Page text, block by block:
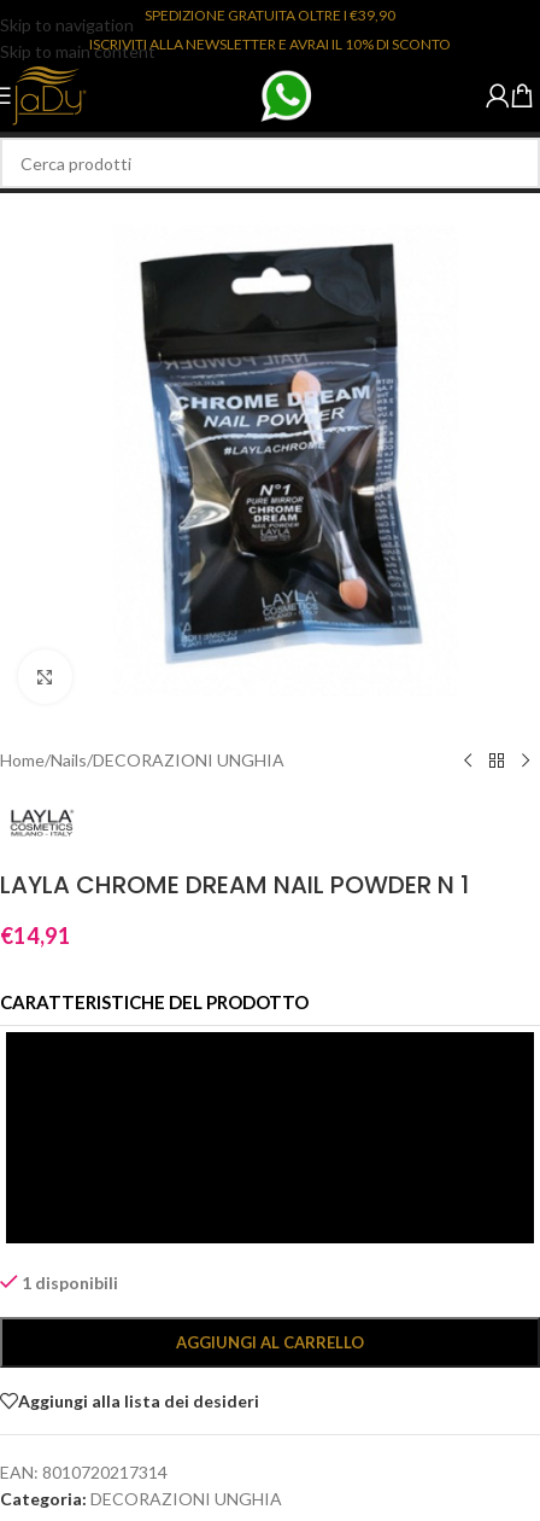
Skip to navigation
Skip to main content
SPEDIZIONE GRATUITA OLTRE I €39,90
ISCRIVITI ALLA NEWSLETTER E AVRAI IL 10% DI SCONTO
Home/Nails/DECORAZIONI UNGHIA
LAYLA CHROME DREAM NAIL POWDER N 1
€14,91
CARATTERISTICHE DEL PRODOTTO
1 disponibili
AGGIUNGI AL CARRELLO
Aggiungi alla lista dei desideri
EAN: 8010720217314
Categoria: DECORAZIONI UNGHIA